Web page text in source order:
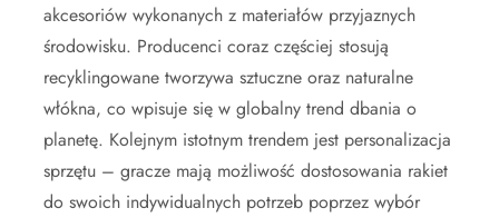
akcesoriów wykonanych z materiałów przyjaznych
środowisku. Producenci coraz częściej stosują
recyklingowane tworzywa sztuczne oraz naturalne
włókna, co wpisuje się w globalny trend dbania o
planetę. Kolejnym istotnym trendem jest personalizacja
sprzętu – gracze mają możliwość dostosowania rakiet
do swoich indywidualnych potrzeb poprzez wybór